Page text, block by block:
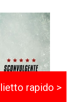
rapido >